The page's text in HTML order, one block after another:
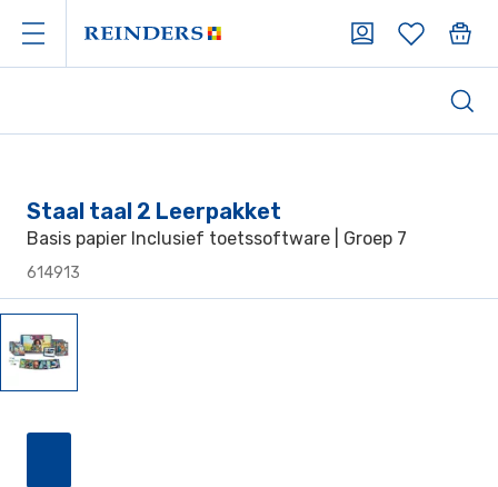
Staal taal 2 Leerpakket
Basis papier Inclusief toetssoftware | Groep 7
614913